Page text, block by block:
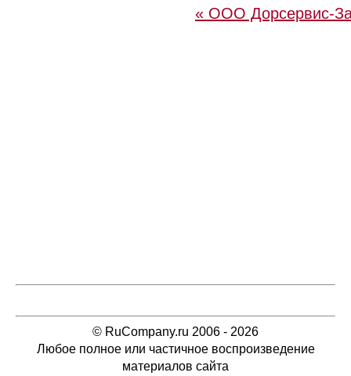
« ООО Дорсервис-
© RuCompany.ru 2006 - 2026
Любое полное или частичное воспроизведение
материалов сайта